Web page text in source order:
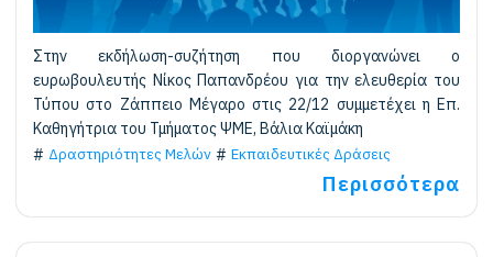
Στην εκδήλωση-συζήτηση που διοργανώνει ο
ευρωβουλευτής Νίκος Παπανδρέου για την ελευθερία του
Τύπου στο Ζάππειο Μέγαρο στις 22/12 συμμετέχει η Επ.
Καθηγήτρια του Τμήματος ΨΜΕ, Βάλια Καϊμάκη
Δραστηριότητες Μελών
Εκπαιδευτικές Δράσεις
Περισσότερα